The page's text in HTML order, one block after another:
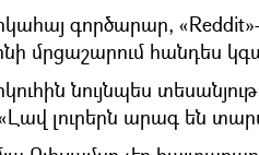
գործարար,
մրցաշարում հանդես
նույնպես
լուրերն արագ են